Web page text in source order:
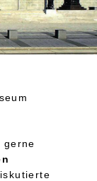
gerne